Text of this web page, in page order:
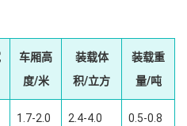
车厢高
度/米
装载体
积/立方
装载重
量/吨
1.7-2.0 2.4-4.0 0.5-0.8